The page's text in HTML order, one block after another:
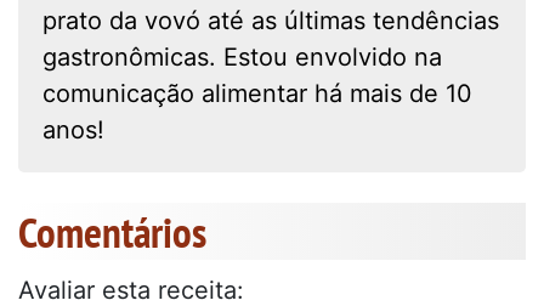
prato da vovó até as últimas tendências
gastronômicas. Estou envolvido na
comunicação alimentar há mais de 10
anos!
Comentários
Avaliar esta receita: